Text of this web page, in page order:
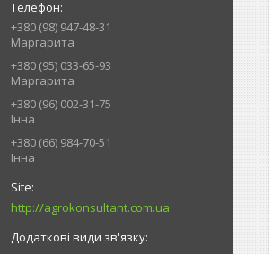
+380 (98) 947-48-31
Маргарита
+380 (95) 033-65-93
Маргарита
+380 (96) 002-31-75
Інна
+380 (66) 984-70-51
Інна
http://agrokonsultant.com.ua